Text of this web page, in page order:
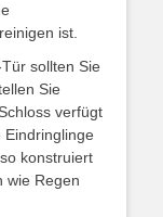
ist.
sollten Sie
Sie
verfügt
konstruiert
wie Regen